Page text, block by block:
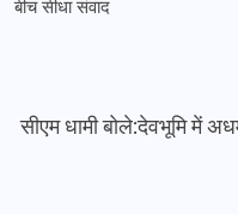
सीएम धामी बोले:देवभूमि में